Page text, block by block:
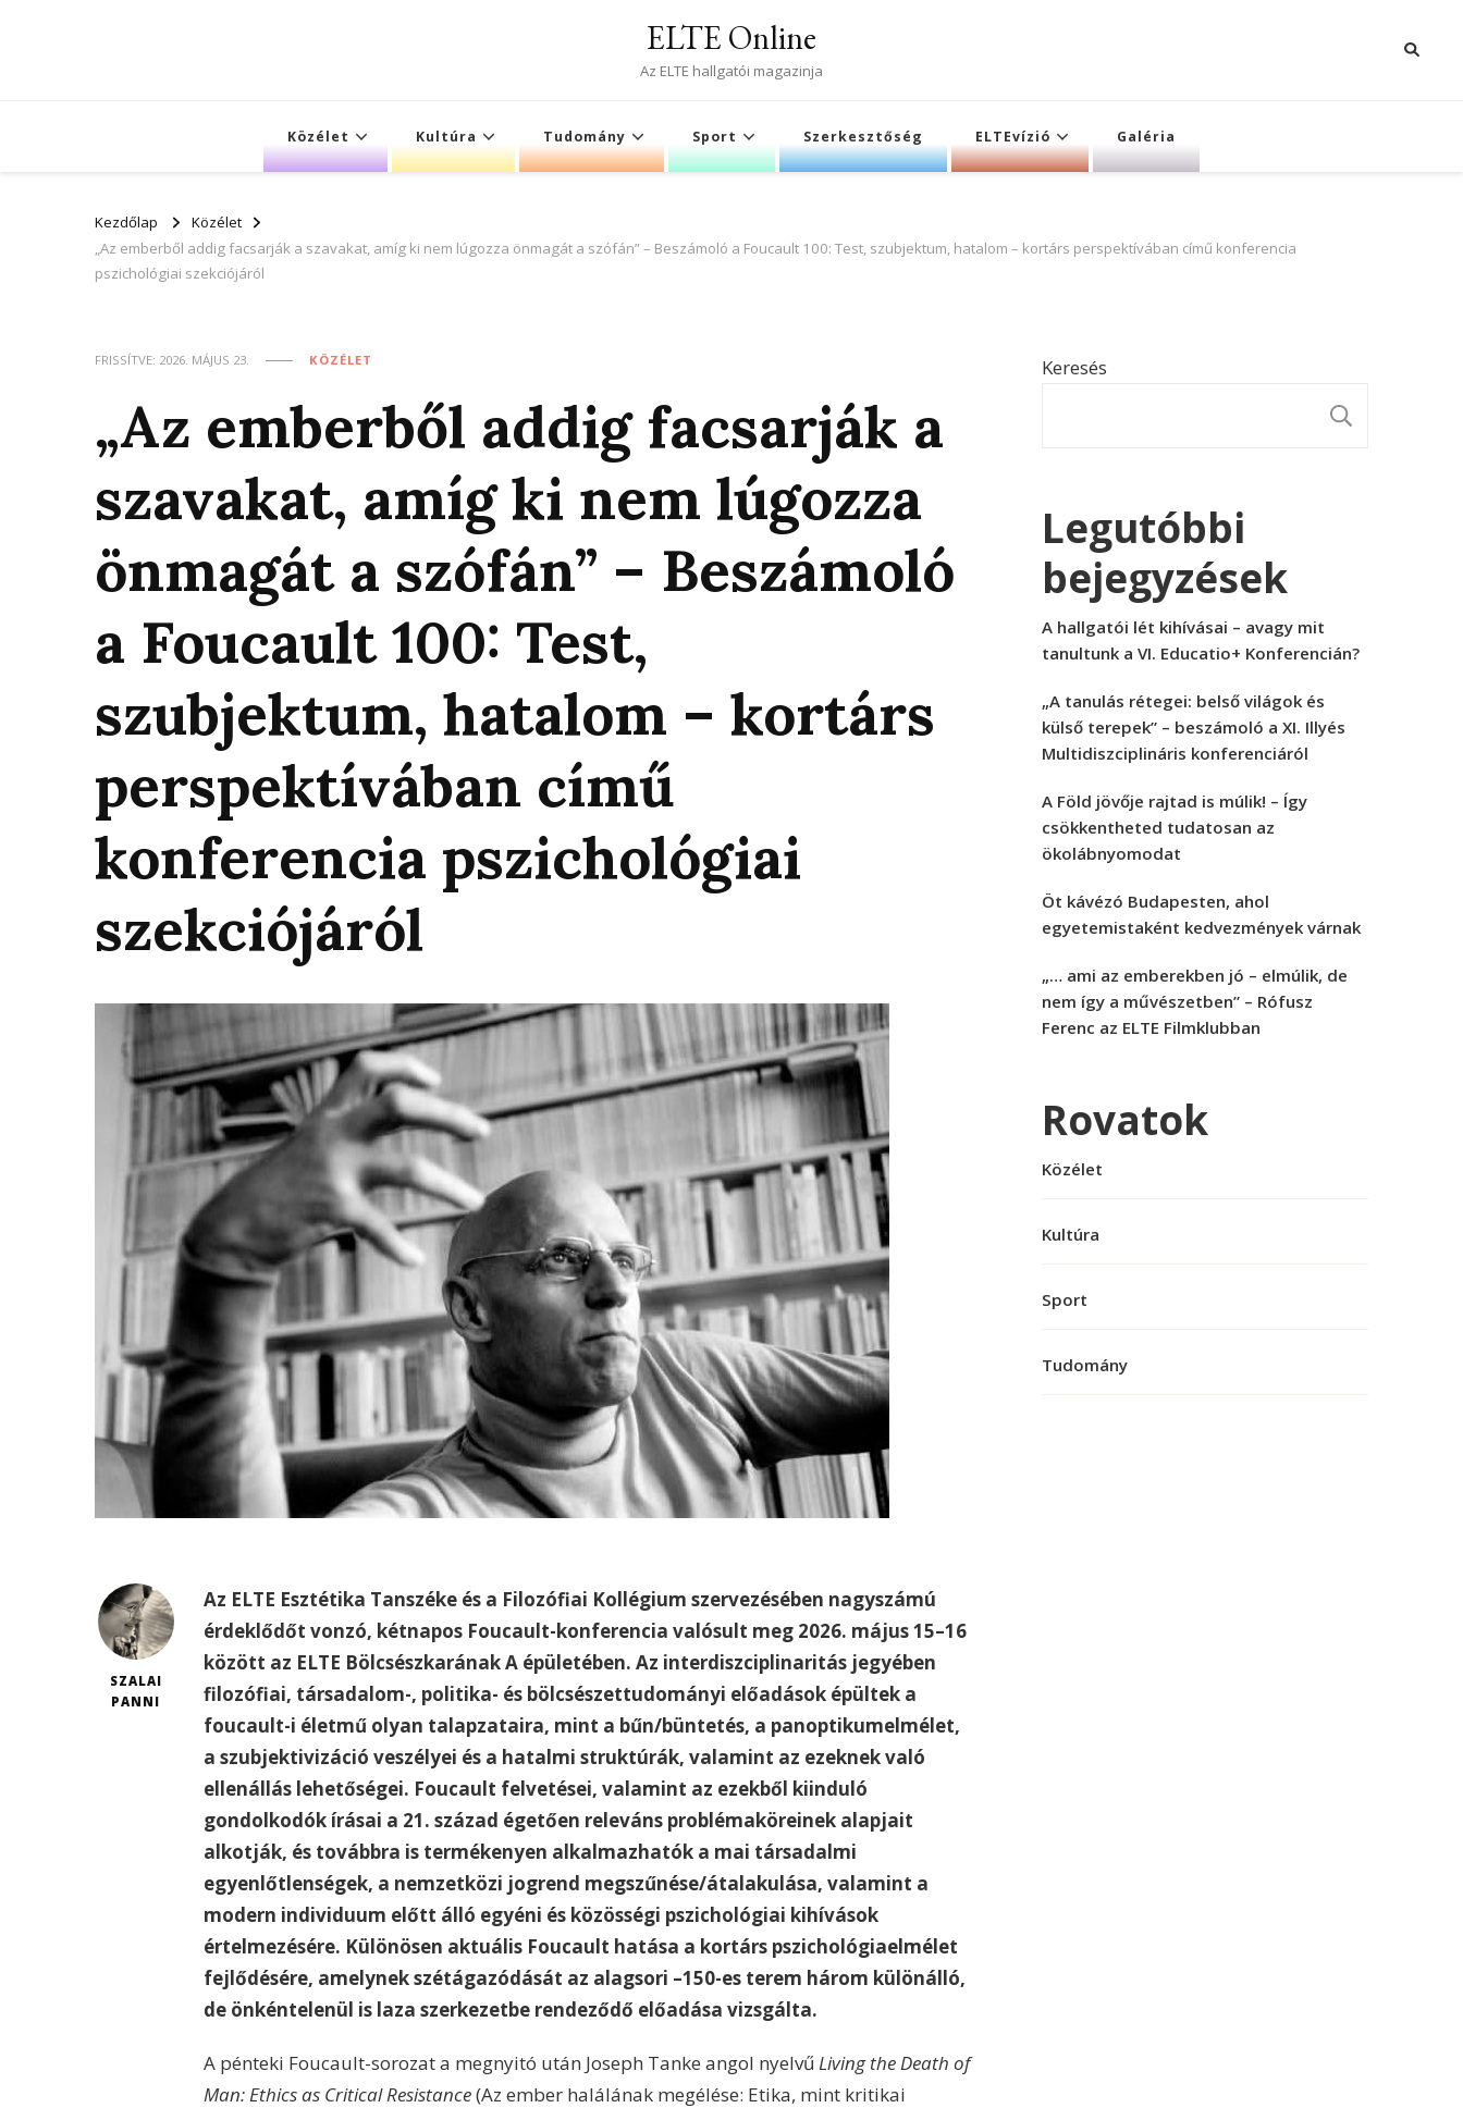
ELTE Online
Az ELTE hallgatói magazinja
Közélet Kultúra Tudomány Sport Szerkesztőség ELTEvízió Galéria
Kezdőlap
Közélet
„Az emberből addig facsarják a szavakat, amíg ki nem lúgozza önmagát a szófán” – Beszámoló a Foucault 100: Test, szubjektum, hatalom – kortárs perspektívában című konferencia
pszichológiai szekciójáról
FRISSÍTVE: 2026. MÁJUS 23. KÖZÉLET
„Az emberből addig facsarják a
szavakat, amíg ki nem lúgozza
önmagát a szófán” – Beszámoló
a Foucault 100: Test,
szubjektum, hatalom – kortárs
perspektívában című
konferencia pszichológiai
szekciójáról
SZALAI
PANNI
Az ELTE Esztétika Tanszéke és a Filozófiai Kollégium szervezésében nagyszámú
érdeklődőt vonzó, kétnapos Foucault-konferencia valósult meg 2026. május 15–16
között az ELTE Bölcsészkarának A épületében. Az interdiszciplinaritás jegyében
filozófiai, társadalom-, politika- és bölcsészettudományi előadások épültek a
foucault-i életmű olyan talapzataira, mint a bűn/büntetés, a panoptikumelmélet,
a szubjektivizáció veszélyei és a hatalmi struktúrák, valamint az ezeknek való
ellenállás lehetőségei. Foucault felvetései, valamint az ezekből kiinduló
gondolkodók írásai a 21. század égetően releváns problémaköreinek alapjait
alkotják, és továbbra is termékenyen alkalmazhatók a mai társadalmi
egyenlőtlenségek, a nemzetközi jogrend megszűnése/átalakulása, valamint a
modern individuum előtt álló egyéni és közösségi pszichológiai kihívások
értelmezésére. Különösen aktuális Foucault hatása a kortárs pszichológiaelmélet
fejlődésére, amelynek szétágazódását az alagsori –150-es terem három különálló,
de önkéntelenül is laza szerkezetbe rendeződő előadása vizsgálta.
A pénteki Foucault-sorozat a megnyitó után Joseph Tanke angol nyelvű Living the Death of
Man: Ethics as Critical Resistance(Az ember halálának megélése: Etika, mint kritikai
Keresés
Legutóbbi
bejegyzések
A hallgatói lét kihívásai – avagy mit
tanultunk a VI. Educatio+ Konferencián?
„A tanulás rétegei: belső világok és
külső terepek” – beszámoló a XI. Illyés
Multidiszciplináris konferenciáról
A Föld jövője rajtad is múlik! – Így
csökkentheted tudatosan az
ökolábnyomodat
Öt kávézó Budapesten, ahol
egyetemistaként kedvezmények várnak
„… ami az emberekben jó – elmúlik, de
nem így a művészetben” – Rófusz
Ferenc az ELTE Filmklubban
Rovatok
Közélet
Kultúra
Sport
Tudomány